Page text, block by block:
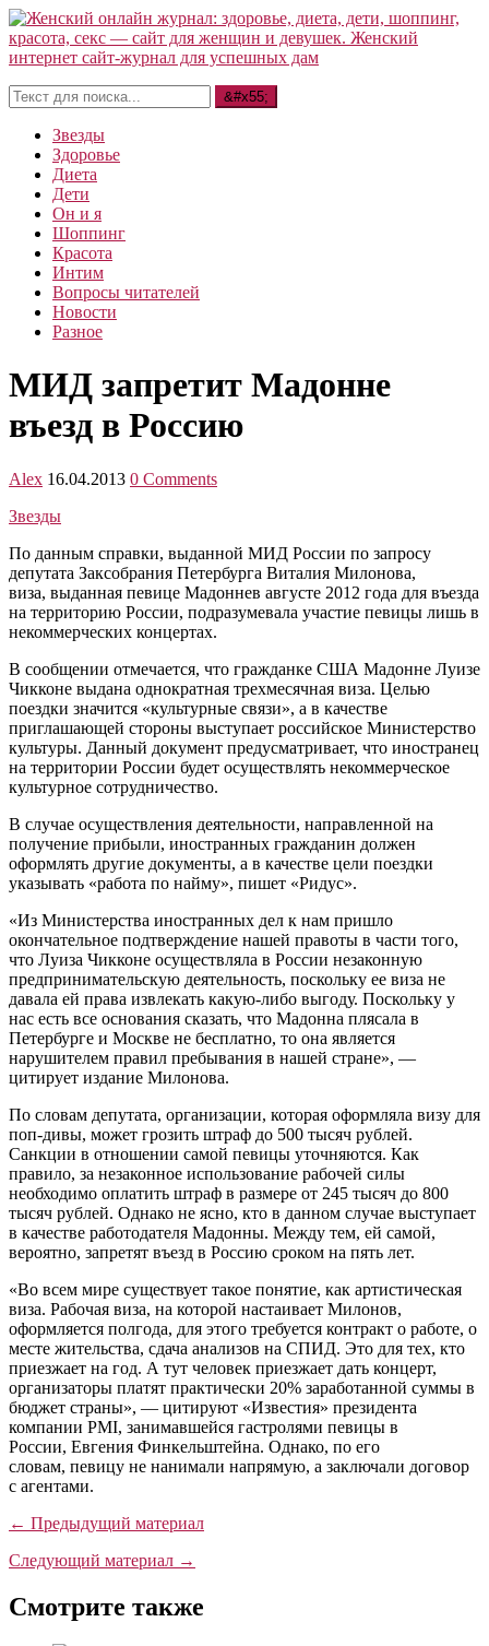
Звезды
Здоровье
Диета
Дети
Он и я
Шоппинг
Красота
Интим
Вопросы читателей
Новости
Разное
МИД запретит Мадонне
въезд в Россию
Alex 16.04.2013 0 Comments
Звезды
По данным справки, выданной МИД России по запросу
депутата Заксобрания Петербурга Виталия Милонова,
виза, выданная певице Мадоннев августе 2012 года для въезда
на территорию России, подразумевала участие певицы лишь в
некоммерческих концертах.
В сообщении отмечается, что гражданке США Мадонне Луизе
Чикконе выдана однократная трехмесячная виза. Целью
поездки значится «культурные связи», а в качестве
приглашающей стороны выступает российское Министерство
культуры. Данный документ предусматривает, что иностранец
на территории России будет осуществлять некоммерческое
культурное сотрудничество.
В случае осуществления деятельности, направленной на
получение прибыли, иностранных гражданин должен
оформлять другие документы, а в качестве цели поездки
указывать «работа по найму», пишет «Ридус».
«Из Министерства иностранных дел к нам пришло
окончательное подтверждение нашей правоты в части того,
что Луиза Чикконе осуществляла в России незаконную
предпринимательскую деятельность, поскольку ее виза не
давала ей права извлекать какую-либо выгоду. Поскольку у
нас есть все основания сказать, что Мадонна плясала в
Петербурге и Москве не бесплатно, то она является
нарушителем правил пребывания в нашей стране», —
цитирует издание Милонова.
По словам депутата, организации, которая оформляла визу для
поп-дивы, может грозить штраф до 500 тысяч рублей.
Санкции в отношении самой певицы уточняются. Как
правило, за незаконное использование рабочей силы
необходимо оплатить штраф в размере от 245 тысяч до 800
тысяч рублей. Однако не ясно, кто в данном случае выступает
в качестве работодателя Мадонны. Между тем, ей самой,
вероятно, запретят въезд в Россию сроком на пять лет.
«Во всем мире существует такое понятие, как артистическая
виза. Рабочая виза, на которой настаивает Милонов,
оформляется полгода, для этого требуется контракт о работе, о
месте жительства, сдача анализов на СПИД. Это для тех, кто
приезжает на год. А тут человек приезжает дать концерт,
организаторы платят практически 20% заработанной суммы в
бюджет страны», — цитируют «Известия» президента
компании PMI, занимавшейся гастролями певицы в
России, Евгения Финкельштейна. Однако, по его
словам, певицу не нанимали напрямую, а заключали договор
с агентами.
← Предыдущий материал
Следующий материал →
Смотрите также